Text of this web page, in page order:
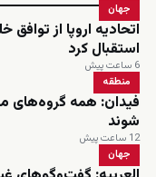
جهان
اتحادیه اروپا از
استقبال کرد
6 ساعت پیش
منطقه
فیدان: همه گروه‌های
شوند
12 ساعت پیش
جهان